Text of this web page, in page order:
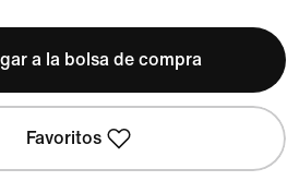
a la bolsa de compra
Favoritos